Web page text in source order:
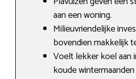
aan een woning.
Milieuvriendelijke
bovendien makkelijk
Voelt lekker koel aan
koude